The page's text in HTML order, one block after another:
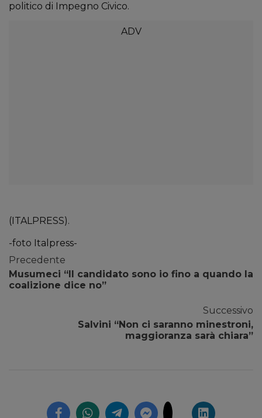
politico di Impegno Civico.
(ITALPRESS).
-foto Italpress-
Precedente
Musumeci “Il candidato sono io fino a quando la
coalizione dice no”
Successivo
Salvini “Non ci saranno minestroni,
maggioranza sarà chiara”